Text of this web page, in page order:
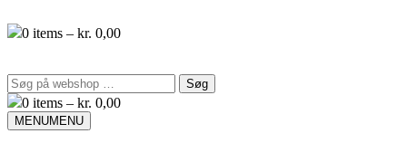
til 0 items – kr. 0,00
Søg
efter:
0 items – kr. 0,00
MENUMENU